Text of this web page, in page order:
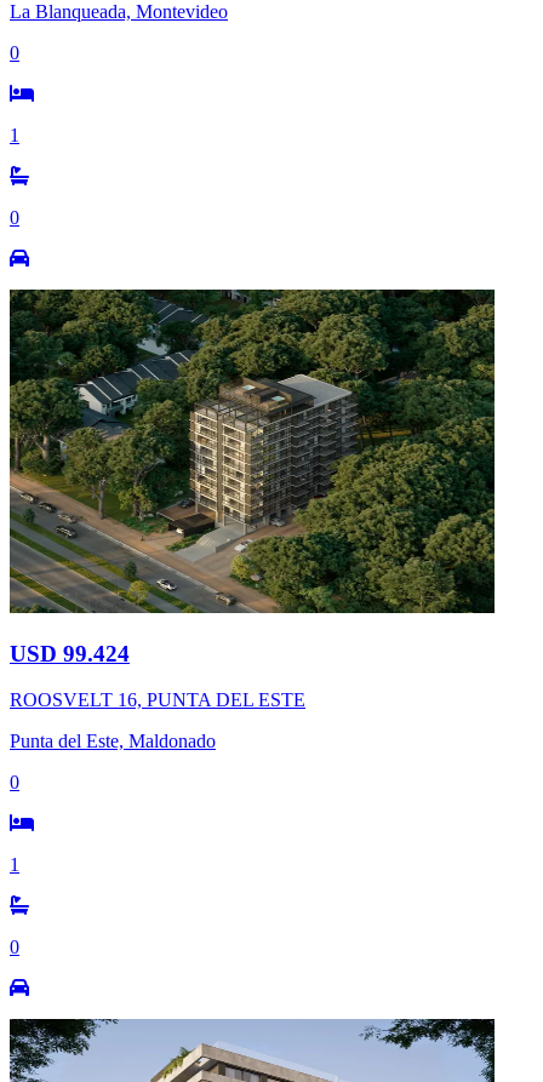
La Blanqueada, Montevideo
0
1
0
USD 99.424
ROOSVELT 16, PUNTA DEL ESTE
Punta del Este, Maldonado
0
1
0